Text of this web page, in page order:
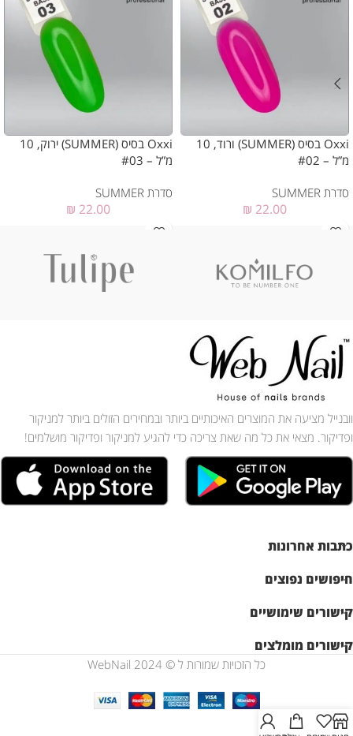
Oxxi בסיס (SUMMER) ורוד, 10
מ”ל – #02
סדרת SUMMER
₪ 22.00
Oxxi בסיס (SUMMER) ירוק, 10
מ”ל – #03
סדרת SUMMER
₪ 22.00
וובנייל מציעה את המוצרים האיכותיים ביותר ובמחירים הזולים ביותר למניקור
ופדיקור. מצאי את כל מה שאת צריכה כדי להגיע למניקור ופדיקור מושלמים!
כתבות אחרונות
חיפושים נפוצים
קישורים שימושיים
קישורים מומלצים
כל הזכויות שמורות ל © WebNail 2024